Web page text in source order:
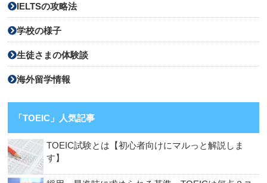
IELTSの攻略法
学校の様子
生徒さまの体験談
海外留学情報
「TOEIC」人気記事
TOEIC試験とは【初心者向けにマルっと解説しま
す】